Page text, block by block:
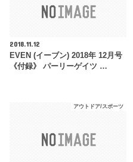
2018.11.12
EVEN (イーブン) 2018年 12月号
《付録》 パーリーゲイツ …
アウトドア/スポーツ